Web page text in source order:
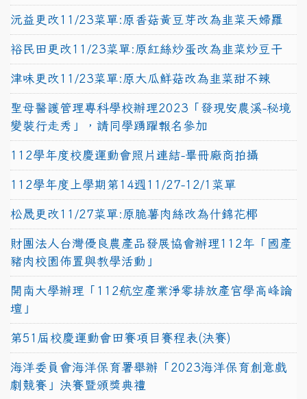
沅益更改11/23菜單:原香菇黃豆芽改為韭菜天婦羅
裕民田更改11/23菜單:原紅絲炒蛋改為韭菜炒豆干
津味更改11/23菜單:原大瓜鮮菇改為韭菜甜不辣
聖母醫護管理專科學校辦理2023「發現安農溪-秘境
變裝行走秀」，請同學踴躍報名參加
112學年度校慶運動會照片連結-畢冊廠商拍攝
112學年度上學期第14週11/27-12/1菜單
松晟更改11/27菜單:原脆薯肉絲改為什錦花椰
財團法人台灣優良農產品發展協會辦理112年「國產
豬肉校園佈置與教學活動」
開南大學辦理「112航空產業淨零排放產官學高峰論
壇」
第51屆校慶運動會田賽項目賽程表(決賽)
海洋委員會海洋保育署舉辦「2023海洋保育創意戲
劇競賽」決賽暨頒獎典禮